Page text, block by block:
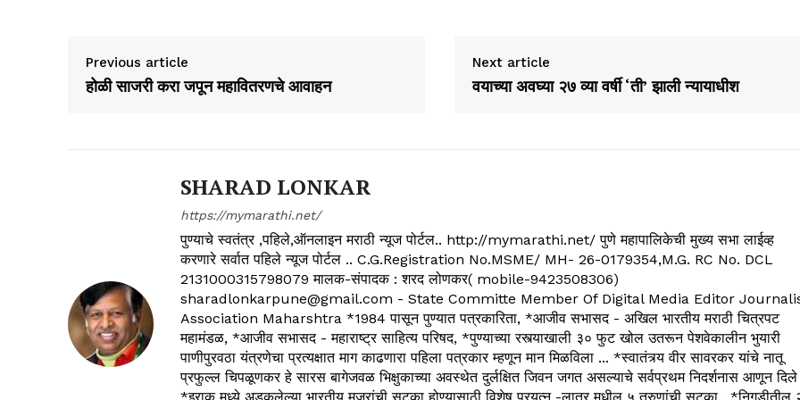
Previous article
होळी साजरी करा जपून महावितरणचे आवाहन
Next article
वयाच्या अवघ्या २७ व्या वर्षी ‘ती’ झाली न्यायाधीश
SHARAD LONKAR
https://mymarathi.net/
पुण्याचे स्वतंत्र ,पहिले,ऑनलाइन मराठी न्यूज पोर्टल.. http://mymarathi.net/ पुणे महापालिकेची मुख्य सभा लाईव्ह
करणारे सर्वात पहिले न्यूज पोर्टल .. C.G.Registration No.MSME/ MH- 26-0179354,M.G. RC No. DCL
2131000315798079 मालक-संपादक : शरद लोणकर( mobile-9423508306)
sharadlonkarpune@gmail.com - State Committe Member Of Digital Media Editor
Association Maharshtra *1984 पासून पुण्यात पत्रकारिता, *आजीव सभासद - अखिल भारतीय मराठी चित्रपट
महामंडळ, *आजीव सभासद - महाराष्ट्र साहित्य परिषद, *पुण्याच्या रस्त्याखाली ३० फुट खोल उतरून पेशवेकालीन भुयारी
पाणीपुरवठा यंत्रणेचा प्रत्यक्षात माग काढणारा पहिला पत्रकार म्हणून मान मिळविला ... *स्वातंत्र्य वीर सावरकर यांचे नातू
प्रफुल्ल चिपळूणकर हे सारस बागेजवळ भिक्षुकाच्या अवस्थेत दुर्लक्षित जिवन जगत असल्याचे सर्वप्रथम निदर्शनास आणून दिले